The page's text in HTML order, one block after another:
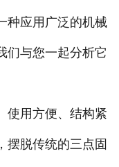
联系我们
种应用广泛的机械
们与您一起分析它
用方便、结构紧
摆脱传统的三点固